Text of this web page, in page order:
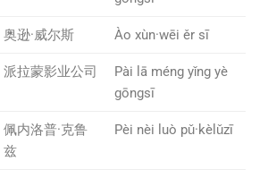
奥逊·威尔斯 Ào xùn·wēi ěr sī
派拉蒙影业公司
Pài lā méng yǐng yè
gōngsī
佩内洛普·克鲁
兹
Pèi nèi luò pǔ·kèlǔzī